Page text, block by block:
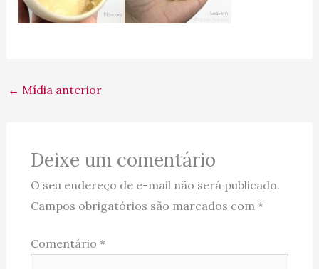
← Mídia anterior
Deixe um comentário
O seu endereço de e-mail não será publicado.
Campos obrigatórios são marcados com *
Comentário *